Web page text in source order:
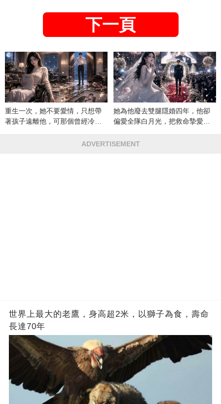
下一頁
重生一次，她不要愛情，只想帶
著孩子遠離他，可那個曾經冷漠
她為他廢去雙腿隱婚四年，他卻
偏愛全隊白月光，把救命摯愛當
ADVERTISEMENT
世界上最大的老鷹，身高超2米，以獅子為食，壽命
長達70年